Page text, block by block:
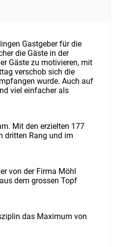
Gastgeber für die
die Gäste in der
Gäste zu motivieren, mit
verschob sich die
wurde. Auch auf
viel einfacher als
Mit den erzielten 177
dritten Rang und im
von der Firma Möhl
dem grossen Topf
das Maximum von